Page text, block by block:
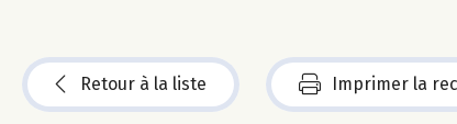
Retour à la liste Imprimer la